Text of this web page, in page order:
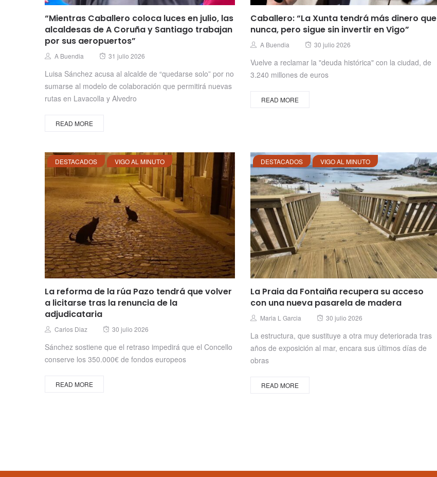
“Mientras Caballero coloca luces en julio, las
alcaldesas de A Coruña y Santiago trabajan
por sus aeropuertos”
Author
A Buendia
Posted
31 julio 2026
Luisa Sánchez acusa al alcalde de “quedarse solo” por no
sumarse al modelo de colaboración que permitirá nuevas
rutas en Lavacolla y Alvedro
READ MORE
Caballero: “La Xunta tendrá más dinero que
nunca, pero sigue sin invertir en Vigo”
Author
A Buendia
Posted
30 julio 2026
Vuelve a reclamar la "deuda histórica" con la ciudad, de
3.240 millones de euros
READ MORE
DESTACADOS VIGO AL MINUTO
La reforma de la rúa Pazo tendrá que volver
a licitarse tras la renuncia de la
adjudicataria
Author
Carlos Diaz
Posted
30 julio 2026
Sánchez sostiene que el retraso impedirá que el Concello
conserve los 350.000€ de fondos europeos
READ MORE
DESTACADOS VIGO AL MINUTO
La Praia da Fontaiña recupera su acceso
con una nueva pasarela de madera
Author
Maria L Garcia
Posted
30 julio 2026
La estructura, que sustituye a otra muy deteriorada tras
años de exposición al mar, encara sus últimos días de
obras
READ MORE